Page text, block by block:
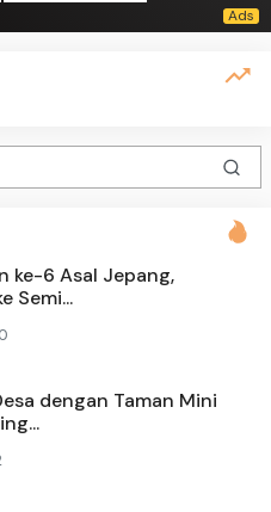
ke-6 Asal Jepang,
Semi...
dengan Taman Mini